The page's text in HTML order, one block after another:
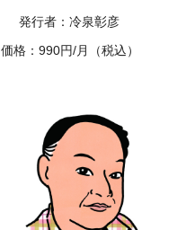
発行者：冷泉彰彦
価格：990円/月（税込）